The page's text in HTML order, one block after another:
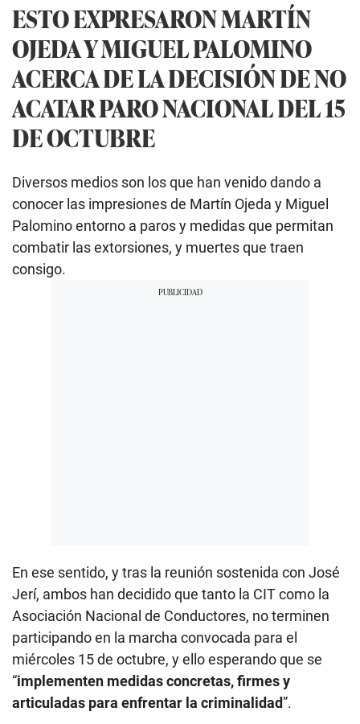
ESTO EXPRESARON MARTÍN
OJEDA Y MIGUEL PALOMINO
ACERCA DE LA DECISIÓN DE NO
ACATAR PARO NACIONAL DEL 15
DE OCTUBRE
Diversos medios son los que han venido dando a
conocer las impresiones de Martín Ojeda y Miguel
Palomino entorno a paros y medidas que permitan
combatir las extorsiones, y muertes que traen
consigo.
En ese sentido, y tras la reunión sostenida con José
Jerí, ambos han decidido que tanto la CIT como la
Asociación Nacional de Conductores, no terminen
participando en la marcha convocada para el
miércoles 15 de octubre, y ello esperando que se
“implementen medidas concretas, firmes y
articuladas para enfrentar la criminalidad”.